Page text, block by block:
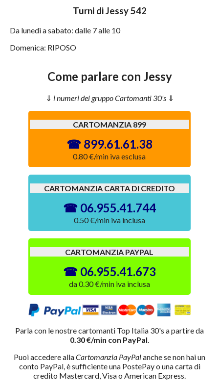
Turni di Jessy 542
Da lunedì a sabato: dalle 7 alle 10
Domenica: RIPOSO
Come parlare con Jessy
i numeri del gruppo Cartomanti 30's
CARTOMANZIA 899
899.61.61.38
0.80 €/min iva esclusa
CARTOMANZIA CARTA DI CREDITO
06.955.41.744
0.50 €/min iva inclusa
CARTOMANZIA PAYPAL
06.955.41.673
da 0.30 €/min iva inclusa
Parla con le nostre cartomanti Top Italia 30's a partire da
0.30 €/min con PayPal
Puoi accedere allaCartomanzia PayPalanche se non hai un
conto PayPal, è sufficiente una PostePay o una carta di
credito Mastercard, Visa o American Express.